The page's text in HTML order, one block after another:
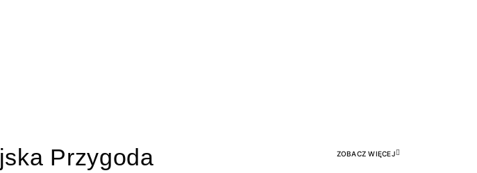
Przygoda ZOBACZ WIĘCEJ